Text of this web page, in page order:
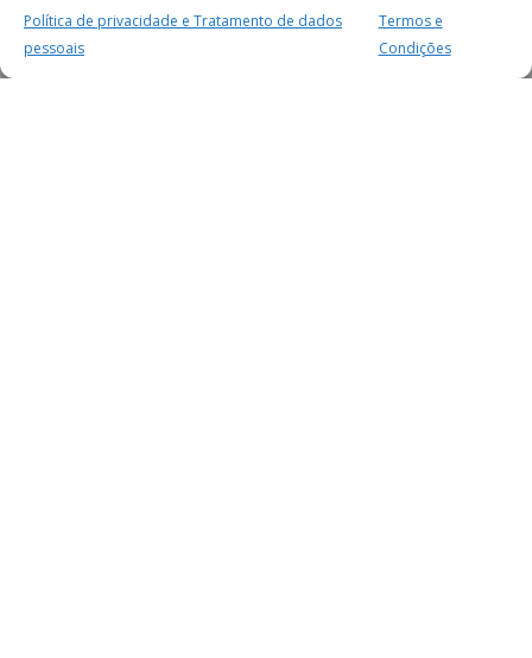
Política de privacidade e Tratamento de dados
pessoais
Termos e
Condições